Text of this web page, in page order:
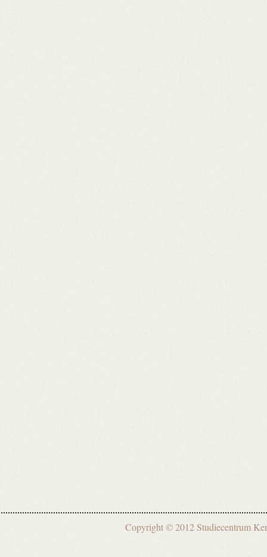
Copyright © 2012 Studiecentrum